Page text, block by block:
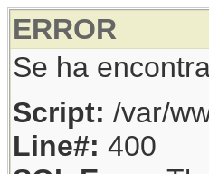
ERROR
Se ha
Script: /var/
Line#: 400